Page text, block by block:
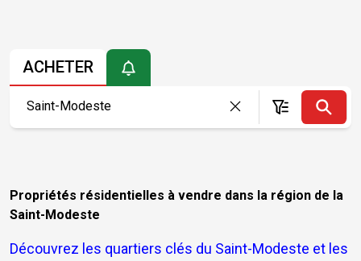
ACHETER
Propriétés résidentielles à vendre dans la région de la
Saint-Modeste
Découvrez les quartiers clés du Saint-Modeste et les